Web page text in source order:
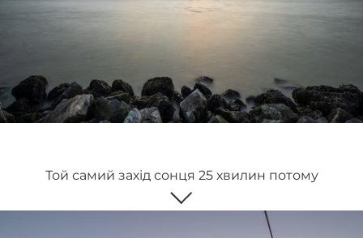
Той самий захід сонця 25 хвилин потому